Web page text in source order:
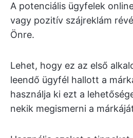
A potenciális ügyfelek
vagy pozitív szájreklám
Önre.
Lehet, hogy ez az első
leendő ügyfél hallott a
használja ki ezt a
nekik megismerni a